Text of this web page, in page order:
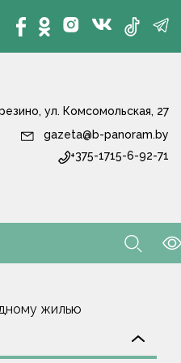
ул. Комсомольская, 27
gazeta@b-panoram.by
+375-1715-6-92-71
жилью